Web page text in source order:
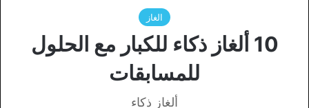
الغاز
10 ألغاز ذكاء للكبار مع الحلول
للمسابقات
ألغاز ذكاء